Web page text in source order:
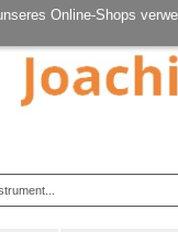
Online-Shops